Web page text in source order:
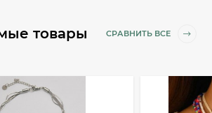
товары СРАВНИТЬ ВСЕ